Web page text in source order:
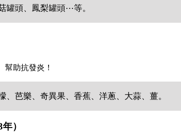
罐頭、鳳梨罐頭⋯等。
助抗發炎！
芭樂、奇異果、香蕉、洋蔥、大蒜、薑。
）